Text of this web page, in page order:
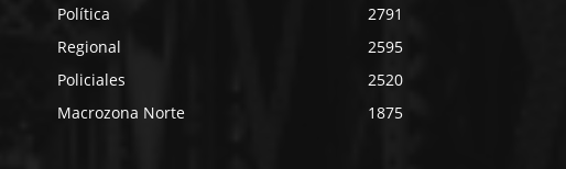
Política
2791
Regional
2595
Policiales
2520
Macrozona Norte
1875